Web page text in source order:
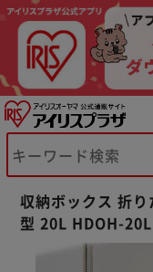
収納ボックス 折
型 20L HDOH-